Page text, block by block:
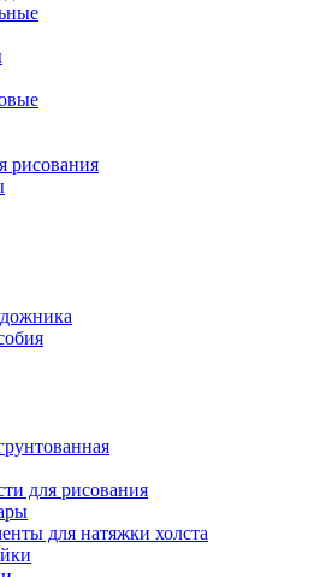
рисования
для рисования
для натяжки холста